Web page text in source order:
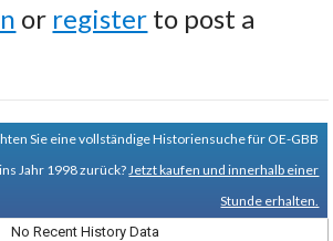
or register to post a
Sie eine vollständige Historiensuche für OE-GBB
Jahr 1998 zurück? Jetzt kaufen und innerhalb einer
Stunde erhalten.
No Recent History Data